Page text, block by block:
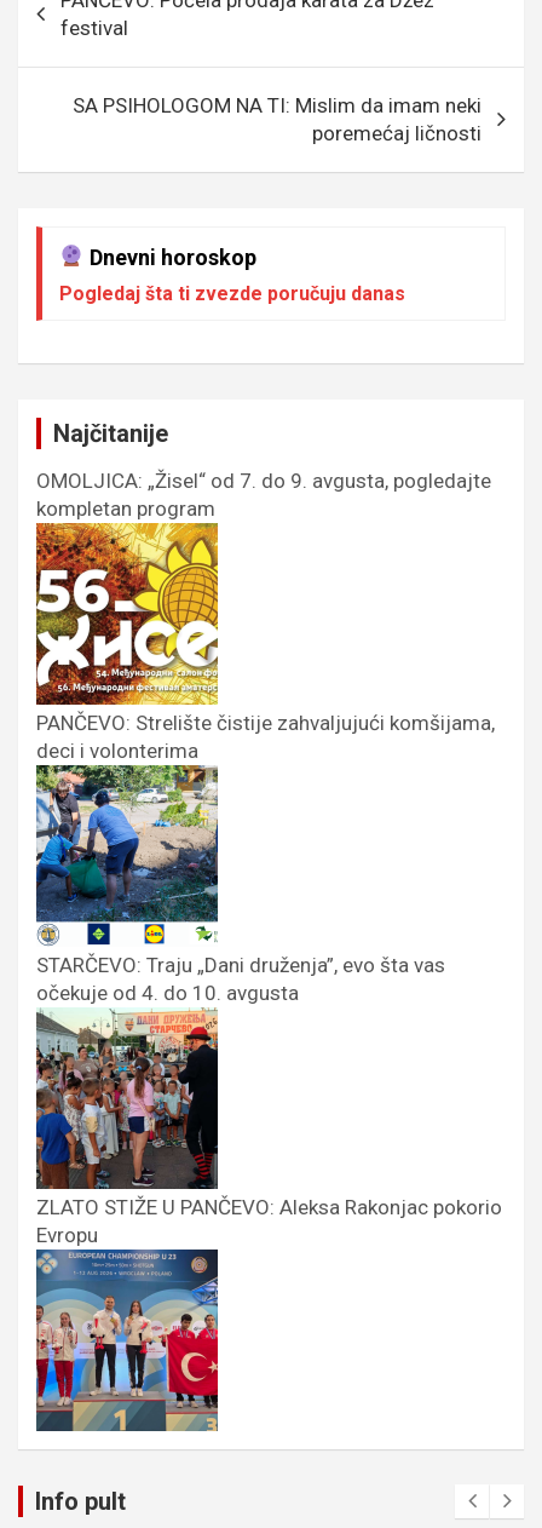
o
o
k
g
e
g
er
A
p
p
чланка
festival
SA PSIHOLOGOM NA TI: Mislim da imam neki
poremećaj ličnosti
Dnevni horoskop
Pogledaj šta ti zvezde poručuju danas
Najčitanije
OMOLJICA: „Žisel“ od 7. do 9. avgusta, pogledajte
kompletan program
PANČEVO: Strelište čistije zahvaljujući komšijama,
deci i volonterima
STARČEVO: Traju „Dani druženja”, evo šta vas
očekuje od 4. do 10. avgusta
ZLATO STIŽE U PANČEVO: Aleksa Rakonjac pokorio
Evropu
Info pult